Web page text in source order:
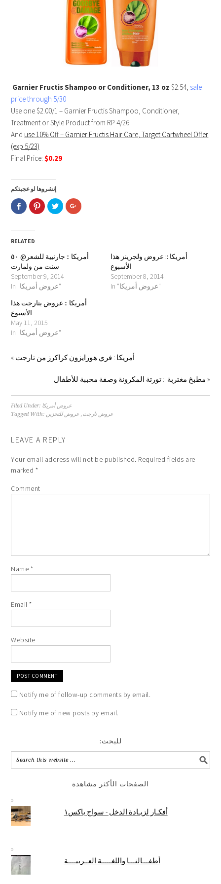
Garnier Fructis Shampoo or Conditioner, 13 oz $2.54, sale
price through 5/30
Use one $2.00/1 – Garnier Fructis Shampoo, Conditioner,
Treatment or Style Product from RP 4/26
And use 10% Off – Garnier Fructis Hair Care, Target Cartwheel Offer
(exp 5/23)
Final Price: $0.29
إنشروها لو عجبتكم
Click
to
share
Facebook
in
window)
Click
to
share
window)
Click
to
share
window)
Click
to
window)
RELATED
أمريكا :: جارنيية للشعر@ ٥٠
سنت من ولمارت
September 9, 2014
In "عروض أمريكا"
أمريكا :: عروض ولجرينز هذا
الأسبوع
September 8, 2014
In "عروض أمريكا"
أمريكا :: عروض بتارجت هذا
الأسبوع
May 11, 2015
In "عروض أمريكا"
« أمريكا : فري هورايزون كراكرز من تارجت
مطبخ مغتربة :: تورتة المكرونة وصفة محببة للأطفال »
Filed Under: عروض أمريكا
Tagged With:
عروض تارجت, عروض للتخزين
LEAVE A REPLY
Your email address will not be published. Required fields are
marked *
Comment
Name *
Email*
Website
Notify me of follow-up comments by email.
Notify me of new posts by email.
:للبحث
الصفحات الأكثر مشاهدة
أفكـار لزيـادة الدخل - سواج باكس١
أطفـــالنـــا واللغـــــة العــربيــــة